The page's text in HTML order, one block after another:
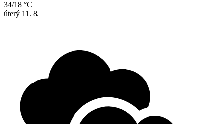
34/18 °C
úterý 11. 8.